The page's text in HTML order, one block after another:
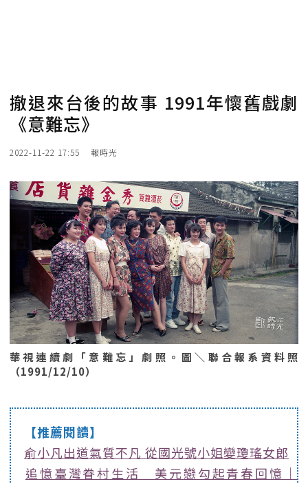
撤退來台後的故事 1991年懷舊戲劇
《意難忘》
2022-11-22 17:55 報時光
華視連續劇「意難忘」劇照。圖＼聯合報系資料照
（1991/12/10）
【推薦閱讀】
俞小凡出道氣質不凡 從國光號小姐變瓊瑤女郎
追憶臺灣眷村生活 美元戀勾起青春回憶｜